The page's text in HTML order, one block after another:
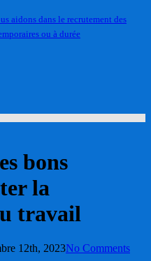
aidons dans le recrutement des
ou à durée
bons
la
travail
12th, 2023No Comments